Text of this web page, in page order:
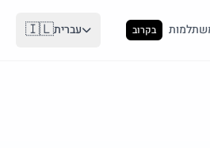
🇮🇱עברית בקרוב